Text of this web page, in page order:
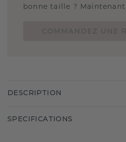
bonne taille ?
DESCRIPTION
SPECIFICATIONS